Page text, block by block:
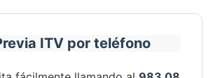
ITV por teléfono